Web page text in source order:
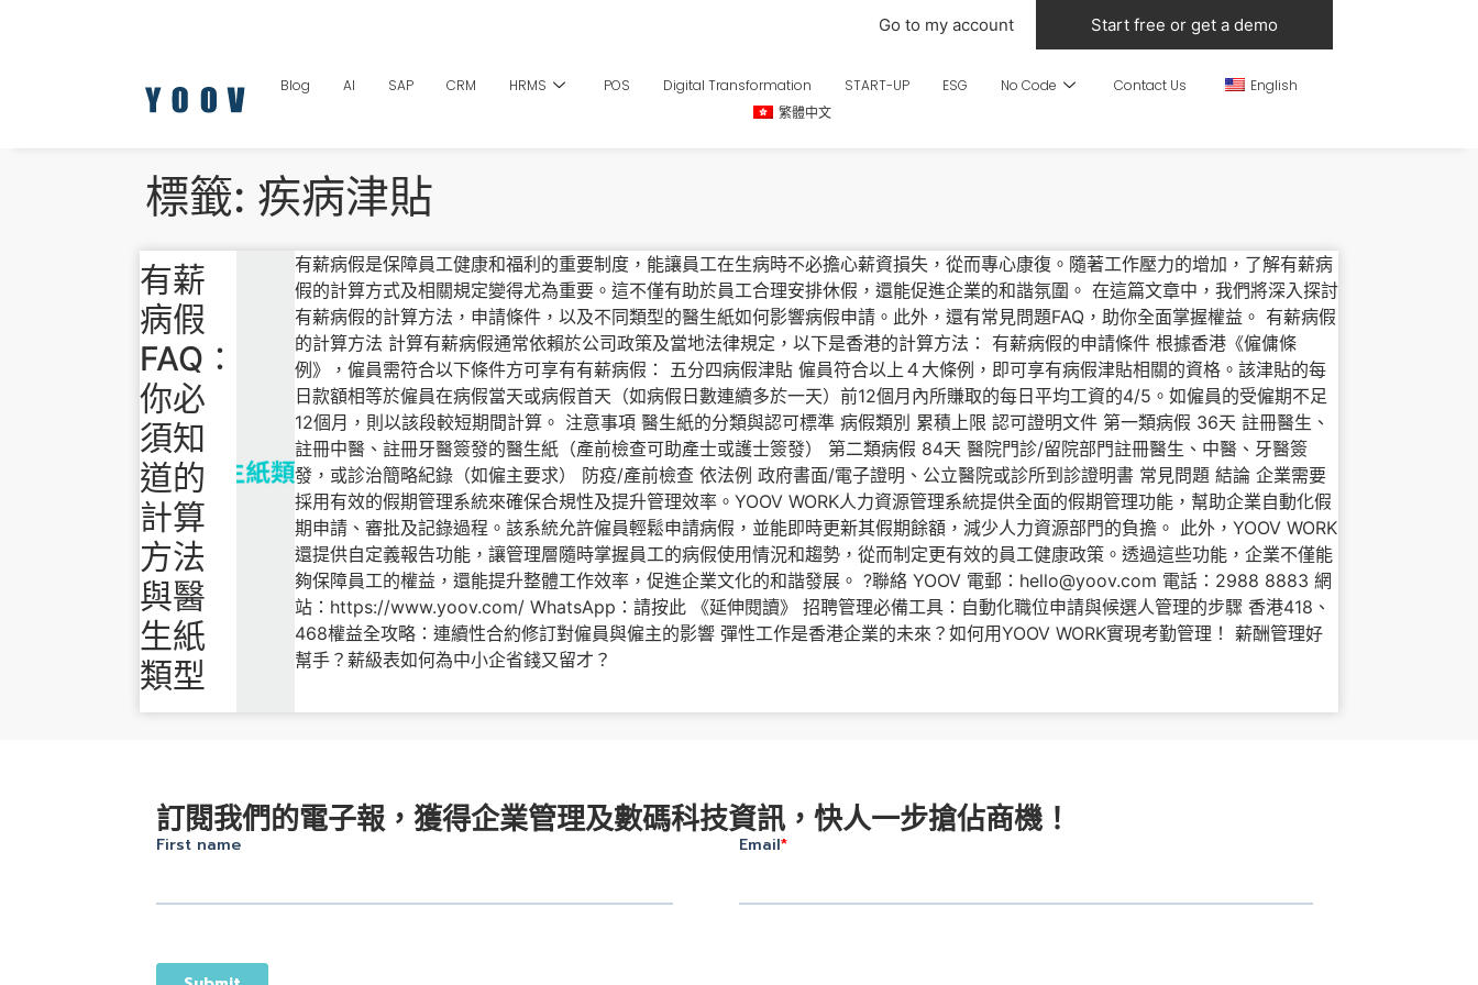
Go to my account Start free or get a demo
Blog AI SAP CRM HRMS POS Digital Transformation START-UP ESG No Code Contact Us
English
繁體中文
標籤: 疾病津貼
有薪
病假
FAQ：
你必
須知
道的
計算
方法
與醫
生紙
類型
有薪病假是保障員工健康和福利的重要制度，能讓員工在生病時不必擔心薪資損失，從而專心康復。隨著工作壓力的增加，了解有薪病
假的計算方式及相關規定變得尤為重要。這不僅有助於員工合理安排休假，還能促進企業的和諧氛圍。 在這篇文章中，我們將深入探討
有薪病假的計算方法，申請條件，以及不同類型的醫生紙如何影響病假申請。此外，還有常見問題FAQ，助你全面掌握權益。 有薪病假
的計算方法 計算有薪病假通常依賴於公司政策及當地法律規定，以下是香港的計算方法： 有薪病假的申請條件 根據香港《僱傭條
例》，僱員需符合以下條件方可享有有薪病假： 五分四病假津貼 僱員符合以上４大條例，即可享有病假津貼相關的資格。該津貼的每
日款額相等於僱員在病假當天或病假首天（如病假日數連續多於一天）前12個月內所賺取的每日平均工資的4/5。如僱員的受僱期不足
12個月，則以該段較短期間計算。 注意事項 醫生紙的分類與認可標準 病假類別 累積上限 認可證明文件 第一類病假 36天 註冊醫生、
註冊中醫、註冊牙醫簽發的醫生紙（產前檢查可助產士或護士簽發）​ 第二類病假 84天 醫院門診/留院部門註冊醫生、中醫、牙醫簽
發，或診治簡略紀錄（如僱主要求）​ 防疫/產前檢查 依法例 政府書面/電子證明、公立醫院或診所到診證明書​ 常見問題 結論 企業需要
採用有效的假期管理系統來確保合規性及提升管理效率。YOOV WORK人力資源管理系統提供全面的假期管理功能，幫助企業自動化假
期申請、審批及記錄過程。該系統允許僱員輕鬆申請病假，並能即時更新其假期餘額，減少人力資源部門的負擔。 此外，YOOV WORK
還提供自定義報告功能，讓管理層隨時掌握員工的病假使用情況和趨勢，從而制定更有效的員工健康政策。透過這些功能，企業不僅能
夠保障員工的權益，還能提升整體工作效率，促進企業文化的和諧發展。 ?聯絡 YOOV 電郵：hello@yoov.com 電話：2988 8883 網
站：https://www.yoov.com/ WhatsApp：請按此 《延伸閱讀》 招聘管理必備工具：自動化職位申請與候選人管理的步驟 香港418、
468權益全攻略：連續性合約修訂對僱員與僱主的影響 彈性工作是香港企業的未來？如何用YOOV WORK實現考勤管理！ 薪酬管理好
幫手？薪級表如何為中小企省錢又留才？
訂閱我們的電子報，獲得企業管理及數碼科技資訊，快人一步搶佔商機！